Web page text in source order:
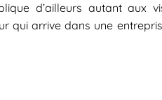
d’ailleurs autant aux
qui arrive dans une